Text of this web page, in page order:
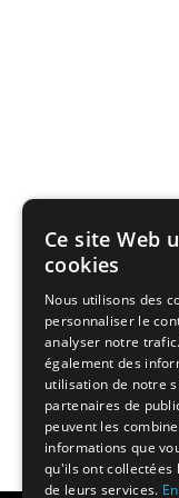
Où
Ce site Web
cookies
Nous utilisons des
personnaliser le
analyser notre
également des
utilisation de notre
partenaires de
peuvent les
informations que
qu'ils ont
de leurs services.